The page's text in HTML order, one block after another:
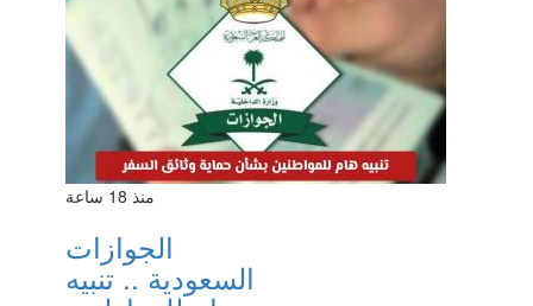
منذ 18 ساعة
الجوازات
السعودية .. تنبيه